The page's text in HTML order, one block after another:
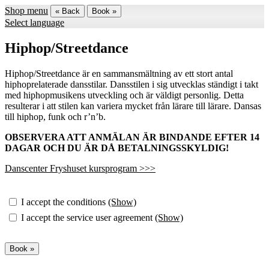
Shop menu « Back Book »
Select language
Hiphop/Streetdance
Hiphop/Streetdance är en sammansmältning av ett stort antal
hiphoprelaterade dansstilar. Dansstilen i sig utvecklas ständigt i takt
med hiphopmusikens utveckling och är väldigt personlig. Detta
resulterar i att stilen kan variera mycket från lärare till lärare. Dansas
till hiphop, funk och r’n’b.
OBSERVERA ATT ANMÄLAN ÄR BINDANDE EFTER 14
DAGAR OCH DU ÄR DÅ BETALNINGSSKYLDIG!
Danscenter Fryshuset kursprogram >>>
I accept the conditions (Show)
I accept the service user agreement (Show)